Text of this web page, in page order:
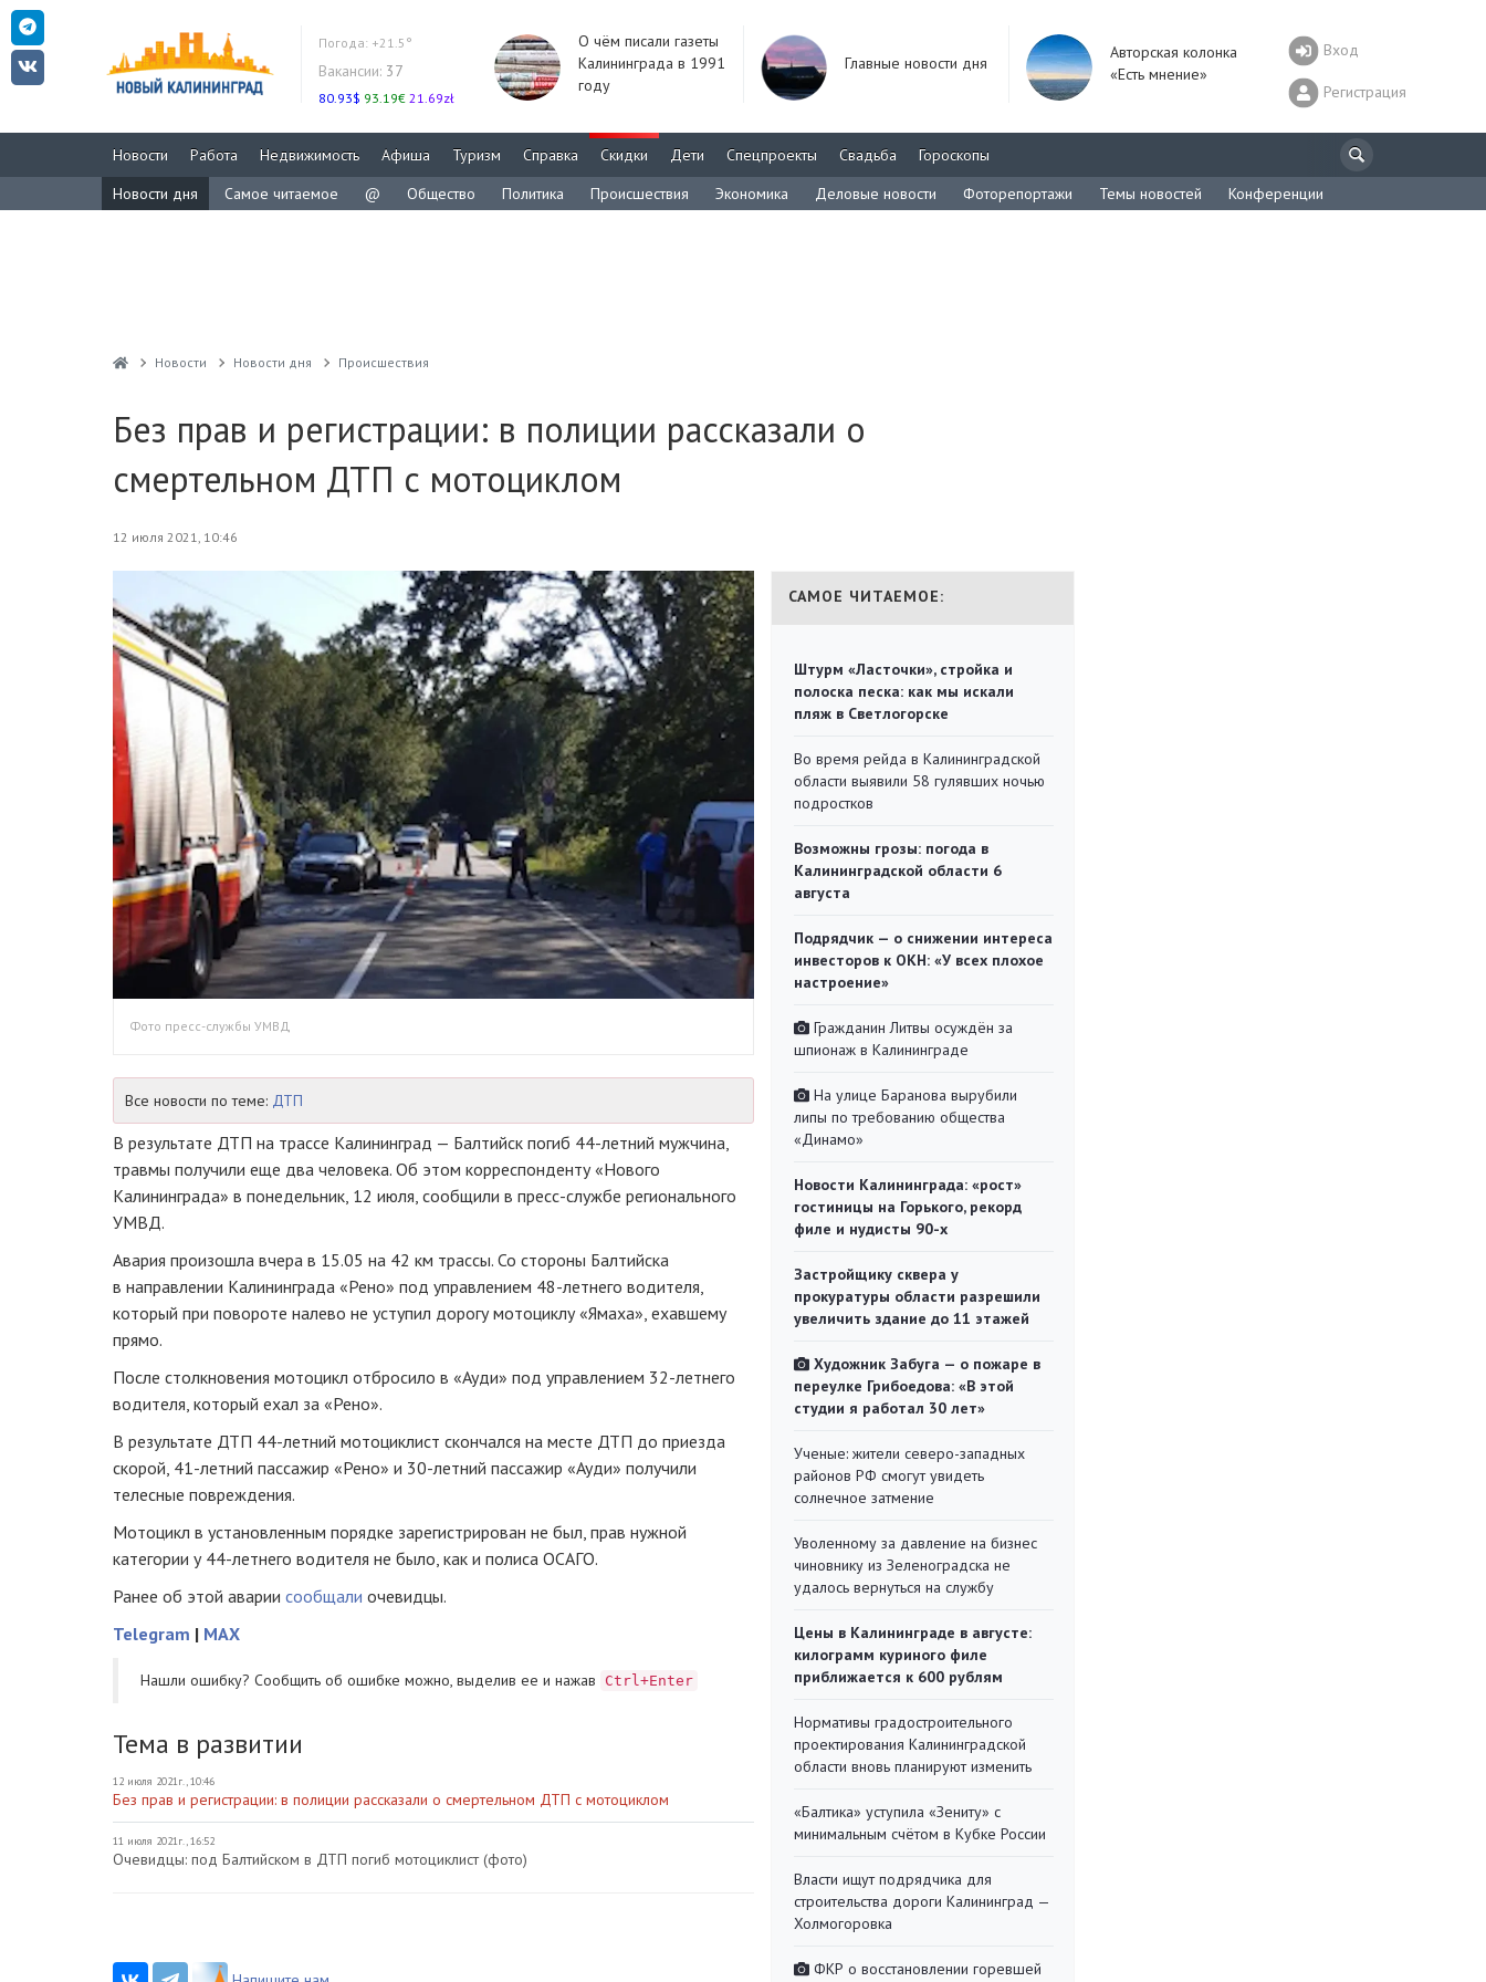
Погода: +21.5°
Вакансии: 37
80.93$ 93.19€ 21.69zł
О чём писали газеты
Калининграда в 1991
году
Главные новости дня
Авторская колонка
«Есть мнение»
Вход
Регистрация
Новости Работа Недвижимость Афиша Туризм Справка Скидки Дети Спецпроекты Свадьба
Гороскопы
Новости дня
Самое читаемое @ Общество Политика Происшествия Экономика Деловые новости Фоторепортажи Темы новостей Конференции
Новости Новости дня Проиcшествия
Без прав и регистрации: в полиции рассказали о
смертельном ДТП с мотоциклом
12 июля 2021, 10:46
Фото пресс-службы УМВД
Все новости по теме: ДТП
В результате ДТП на трассе Калининград — Балтийск погиб 44-летний мужчина,
травмы получили еще два человека. Об этом корреспонденту «Нового
Калининграда» в понедельник, 12 июля, сообщили в пресс-службе регионального
УМВД.
Авария произошла вчера в 15.05 на 42 км трассы. Со стороны Балтийска
в направлении Калининграда «Рено» под управлением 48-летнего водителя,
который при повороте налево не уступил дорогу мотоциклу «Ямаха», ехавшему
прямо.
После столкновения мотоцикл отбросило в «Ауди» под управлением 32-летнего
водителя, который ехал за «Рено».
В результате ДТП 44-летний мотоциклист скончался на месте ДТП до приезда
скорой, 41-летний пассажир «Рено» и 30-летний пассажир «Ауди» получили
телесные повреждения.
Мотоцикл в установленным порядке зарегистрирован не был, прав нужной
категории у 44-летнего водителя не было, как и полиса ОСАГО.
Ранее об этой аварии сообщали очевидцы.
Telegram | MAX
Нашли ошибку? Cообщить об ошибке можно, выделив ее и нажав Ctrl+Enter
Тема в развитии
12 июля 2021г., 10:46
Без прав и регистрации: в полиции рассказали о смертельном ДТП с мотоциклом
11 июля 2021г., 16:52
Очевидцы: под Балтийском в ДТП погиб мотоциклист (фото)
САМОЕ ЧИТАЕМОЕ:
Штурм «Ласточки», стройка и
полоска песка: как мы искали
пляж в Светлогорске
Во время рейда в Калининградской
области выявили 58 гулявших ночью
подростков
Возможны грозы: погода в
Калининградской области 6
августа
Подрядчик — о снижении интереса
инвесторов к ОКН: «У всех плохое
настроение»
Гражданин Литвы осуждён за
шпионаж в Калининграде
На улице Баранова вырубили
липы по требованию общества
«Динамо»
Новости Калининграда: «рост»
гостиницы на Горького, рекорд
филе и нудисты 90-х
Застройщику сквера у
прокуратуры области разрешили
увеличить здание до 11 этажей
Художник Забуга — о пожаре в
переулке Грибоедова: «В этой
студии я работал 30 лет»
Ученые: жители северо-западных
районов РФ смогут увидеть
солнечное затмение
Уволенному за давление на бизнес
чиновнику из Зеленоградска не
удалось вернуться на службу
Цены в Калининграде в августе:
килограмм куриного филе
приближается к 600 рублям
Нормативы градостроительного
проектирования Калининградской
области вновь планируют изменить
«Балтика» уступила «Зениту» с
минимальным счётом в Кубке России
Власти ищут подрядчика для
строительства дороги Калининград —
Холмогоровка
ФКР о восстановлении горевшей